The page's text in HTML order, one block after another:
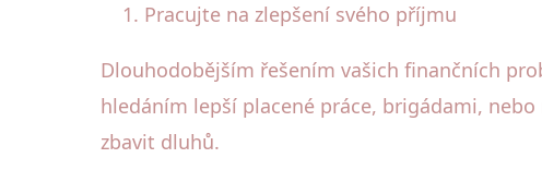
Pracujte na zlepšení svého příjmu
Dlouhodobějším řešením vašich finančních
hledáním lepší placené práce, brigádami,
zbavit dluhů.